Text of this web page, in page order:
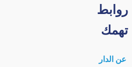
روابط
تهمك
عن الدار